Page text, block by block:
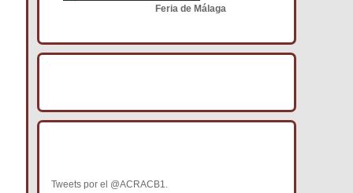
Feria de Málaga
Tweets por el @ACRACB1.